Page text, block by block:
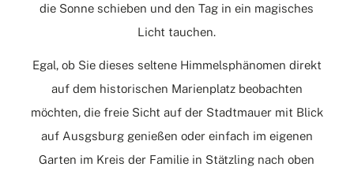
die Sonne schieben und den Tag in ein magisches
Licht tauchen.
Egal, ob Sie dieses seltene Himmelsphänomen direkt
auf dem historischen Marienplatz beobachten
möchten, die freie Sicht auf der Stadtmauer mit Blick
auf Ausgsburg genießen oder einfach im eigenen
Garten im Kreis der Familie in Stätzling nach oben